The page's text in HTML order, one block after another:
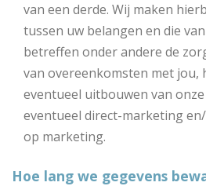
van een derde. Wij maken
tussen uw belangen en die
betreffen onder andere de
van overeenkomsten met jou,
eventueel uitbouwen van
eventueel direct-marketing
op marketing.
Hoe lang we gegevens